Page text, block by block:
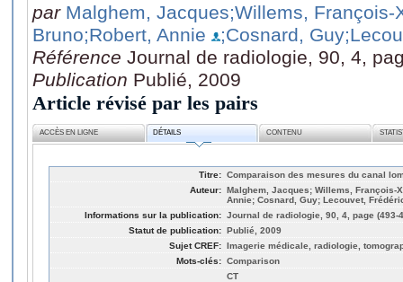
par Malghem, Jacques;Willems, François-
Bruno;Robert, Annie ;Cosnard, Guy
Référence Journal de radiologie, 90, 4,
Publication Publié, 2009
Article révisé par les pairs
ACCÈS EN LIGNE DÉTAILS CONTENU
Titre: Comparaison des mesures du canal
Auteur: Malghem, Jacques; Willems, François-
Annie; Cosnard, Guy; Lecouvet,
Informations sur la publication: Journal de radiologie, 90, 4, page (493-
Statut de publication: Publié, 2009
Sujet CREF: Imagerie médicale, radiologie,
Mots-clés: Comparison
CT